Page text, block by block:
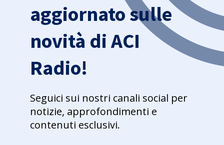
aggiornato sulle
novità di ACI
Radio!
Seguici sui nostri canali social per
notizie, approfondimenti e
contenuti esclusivi.